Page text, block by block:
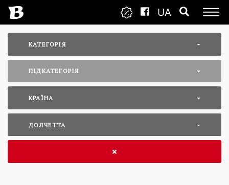
UA
КАТЕГОРІЯ
ПІДКАТЕГОРІЯ
КРАЇНА
ДОЛЧЕТТА